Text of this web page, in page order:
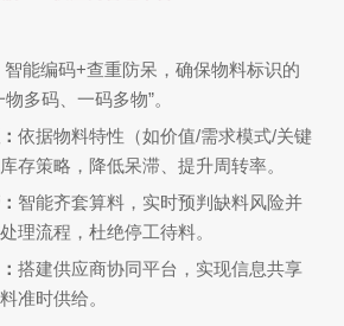
智能编码+查重防呆，确保物料标识的
多码、一码多物”。
依据物料特性（如价值/需求模式/关键
存策略，降低呆滞、提升周转率。
智能齐套算料，实时预判缺料风险并
理流程，杜绝停工待料。
搭建供应商协同平台，实现信息共享
准时供给。